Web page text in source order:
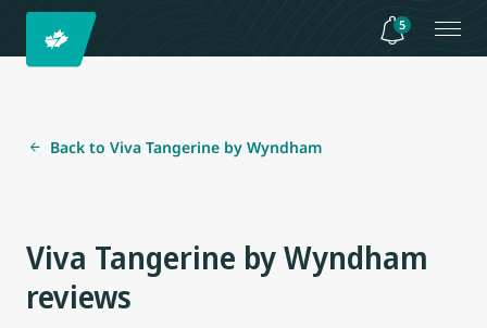
5
Back to Viva Tangerine by Wyndham
Viva Tangerine by Wyndham
reviews